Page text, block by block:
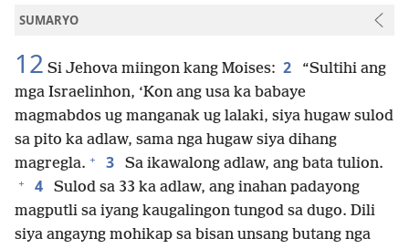
SUMARYO
12 Si Jehova miingon kang Moises: 2
“Sultihi ang
mga Israelinhon, ‘Kon ang usa ka babaye
magmabdos ug manganak ug lalaki, siya hugaw sulod
sa pito ka adlaw, sama nga hugaw siya dihang
magregla. + 3 Sa ikawalong adlaw, ang bata tulion.
+ 4
Sulod sa 33 ka adlaw, ang inahan padayong
magputli sa iyang kaugalingon tungod sa dugo. Dili
siya angayng mohikap sa bisan unsang butang nga